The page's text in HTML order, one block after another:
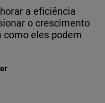
a eficiência
o crescimento
como eles podem
on Reddit